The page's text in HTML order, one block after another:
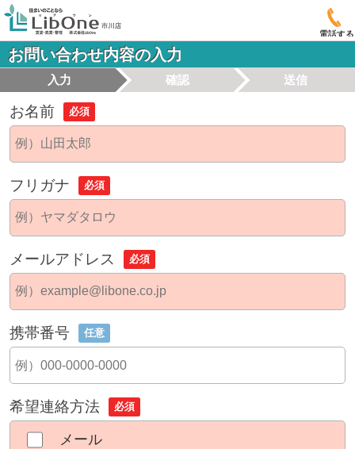
電話する
お問い合わせ内容の入力
入力 確認 送信
お名前 必須
フリガナ 必須
メールアドレス 必須
携帯番号 任意
希望連絡方法 必須
メール